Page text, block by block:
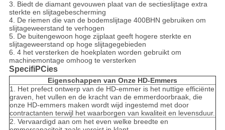
3. Biedt de diamant gevouwen plaat van de sectieslijtage extra
sterkte en slijtagebescherming
4. De riemen die van de bodemslijtage 400BHN gebruiken om
slijtageweerstand te verhogen
5. De buitengewoon hoge zijplaat geeft hogere sterkte en
slijtageweerstand op hoge slijtagegebieden
6. 4 het versterken de hoekplaten worden gebruikt om
machinemontage omhoog te versterken
SpecifiPCies
Eigenschappen van Onze HD-Emmers
1. Het prefect ontwerp van de HD-emmer is het nuttige efficiënte
graven, het vullen en de kracht van de emmerdoorbraak, die
onze HD-emmers maken wordt wijd ingestemd met door
contractanten terwijl het waarborgen van kwaliteit en levensduur.
2. Vervaardigd aan om het even welke breedte en